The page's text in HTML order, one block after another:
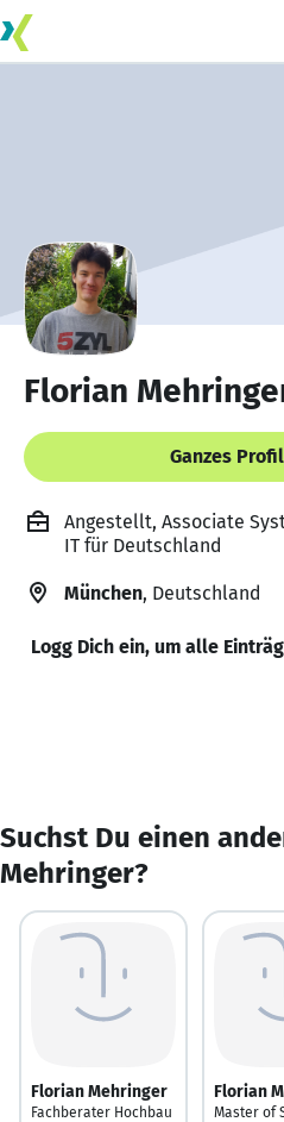
Florian
Ganzes
Angestellt, Associate
IT für Deutschland
München, Deutschland
Logg Dich ein, um alle
Suchst Du einen
Mehringer?
Florian Mehringer
Fachberater Hochbau
Florian
Master of